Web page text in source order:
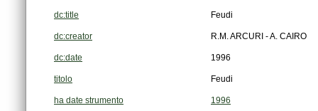
dc:title Feudi
dc:creator R.M. ARCURI - A. CAIRO
dc:date 1996
titolo Feudi
ha date strumento 1996